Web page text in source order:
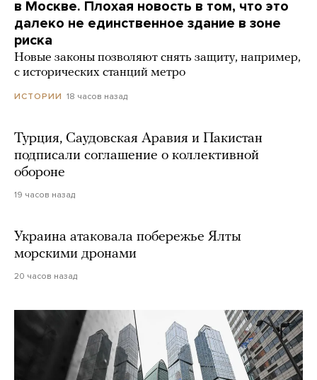
в Москве. Плохая новость в том, что это
далеко не единственное здание в зоне
риска
Новые законы позволяют снять защиту, например,
с исторических станций метро
ИСТОРИИ 18 часов назад
Турция, Саудовская Аравия и Пакистан
подписали соглашение о коллективной
обороне
19 часов назад
Украина атаковала побережье Ялты
морскими дронами
20 часов назад